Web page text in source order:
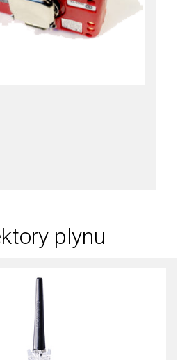
plynu